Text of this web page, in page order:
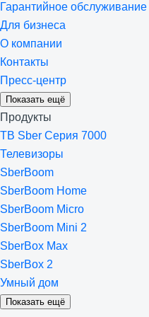
Гарантийное обслуживание
Для бизнеса
О компании
Контакты
Пресс-центр
Показать ещё
Продукты
ТВ Sber Серия 7000
Телевизоры
SberBoom
SberBoom Home
SberBoom Micro
SberBoom Mini 2
SberBox Max
SberBox 2
Умный дом
Показать ещё